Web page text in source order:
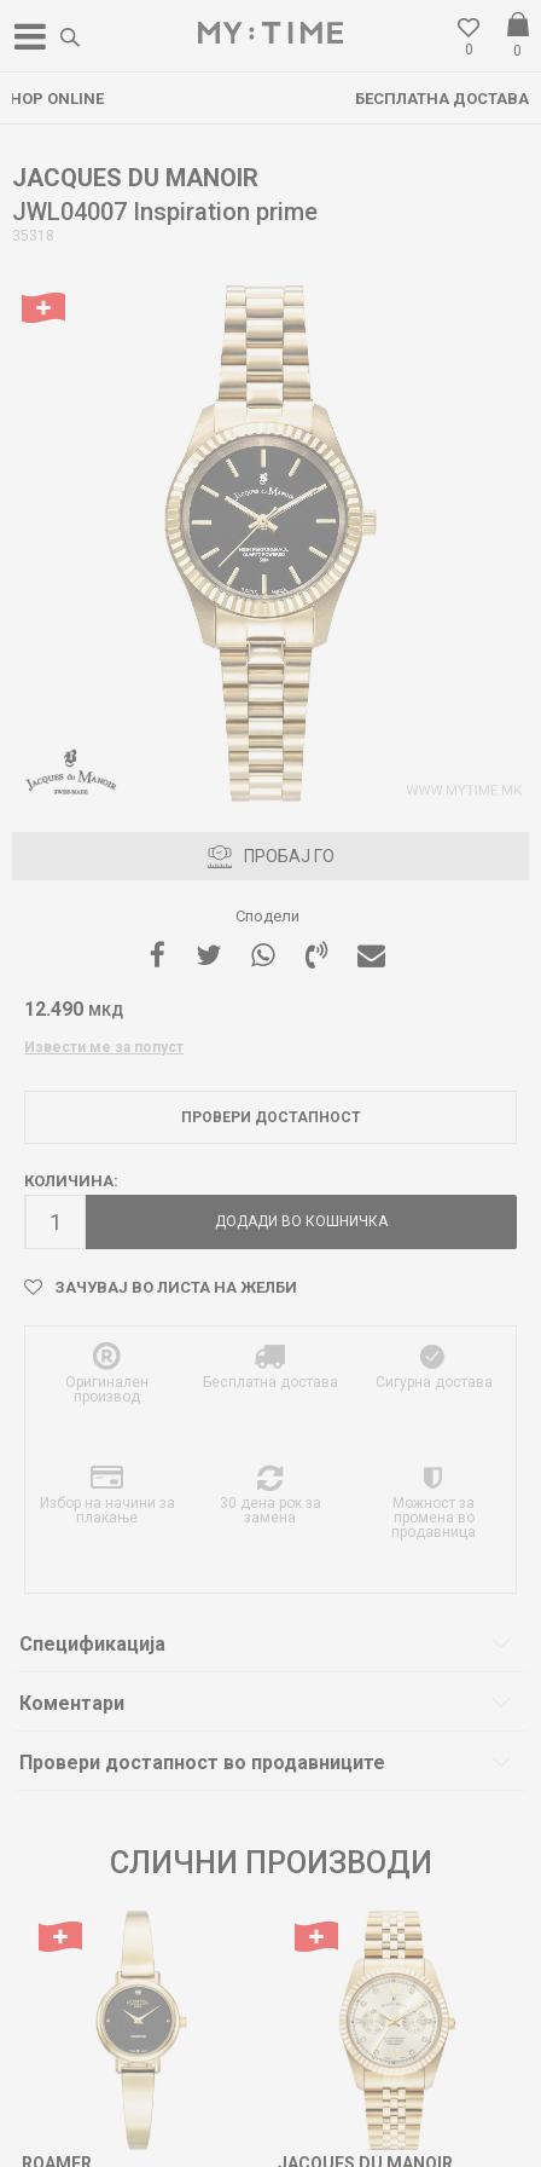
0
0
БЕСПЛАТНА ДОСТАВА НАД 3000 ден
JACQUES DU MANOIR
JWL04007 Inspiration prime
35318
ПРОБАЈ ГО
Сподели
12.490 МКД
Извести ме за попуст
ПРОВЕРИ ДОСТАПНОСТ
КОЛИЧИНА:
ДОДАДИ ВО КОШНИЧКА
ЗАЧУВАЈ ВО ЛИСТА НА ЖЕЛБИ
Оригинален
производ
Бесплатна достава Сигурна достава
Избор на начини за
плаќање
30 дена рок за
замена
Можност за
промена во
продавница
Спецификација
Коментари
Провери достапност во продавниците
СЛИЧНИ ПРОИЗВОДИ